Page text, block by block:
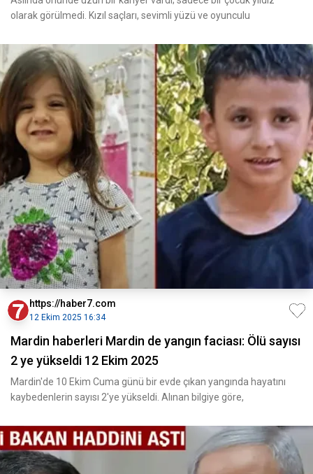
olarak görülmedi. Kızıl saçları, sevimli yüzü ve oyunculu
https://haber7.com
12 Ekim 2025 16:34
Mardin haberleri Mardin de yangın faciası: Ölü sayısı
2 ye yükseldi 12 Ekim 2025
Mardin'de 10 Ekim Cuma günü bir evde çıkan yangında hayatını
kaybedenlerin sayısı 2'ye yükseldi. Alınan bilgiye göre,